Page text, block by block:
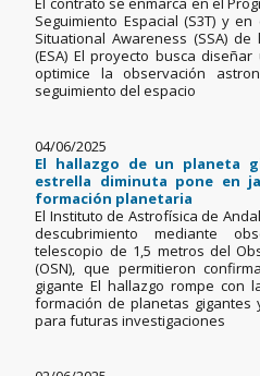
Seguimiento Espacial (S3T) y
Situational Awareness (SSA) de
(ESA) El proyecto busca
optimice la observación
seguimiento del espacio
04/06/2025
El hallazgo de un planeta
estrella diminuta pone en
formación planetaria
El Instituto de Astrofísica de
descubrimiento mediante
telescopio de 1,5 metros del
(OSN), que permitieron
gigante El hallazgo rompe con
formación de planetas
para futuras investigaciones